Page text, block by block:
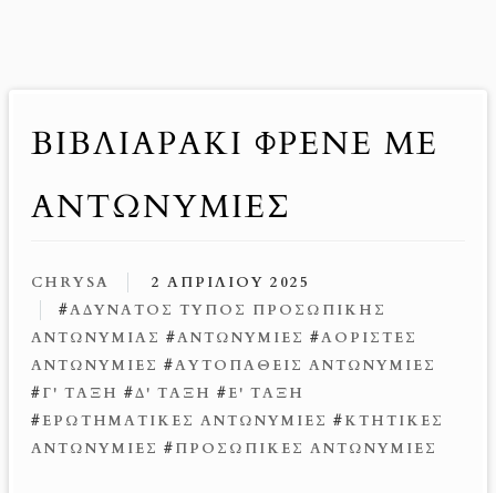
ΒΙΒΛΙΑΡΆΚΙ ΦΡΕΝΈ ΜΕ
ΑΝΤΩΝΥΜΊΕΣ
CHRYSA
2 ΑΠΡΙΛΊΟΥ 2025
#ΑΔΎΝΑΤΟΣ ΤΎΠΟΣ ΠΡΟΣΩΠΙΚΉΣ
ΑΝΤΩΝΥΜΊΑΣ #ΑΝΤΩΝΥΜΊΕΣ #ΑΌΡΙΣΤΕΣ
ΑΝΤΩΝΥΜΊΕΣ #ΑΥΤΟΠΑΘΕΊΣ ΑΝΤΩΝΥΜΊΕΣ
#Γ' ΤΆΞΗ #Δ' ΤΆΞΗ #Ε' ΤΆΞΗ
#ΕΡΩΤΗΜΑΤΙΚΈΣ ΑΝΤΩΝΥΜΊΕΣ #ΚΤΗΤΙΚΈΣ
ΑΝΤΩΝΥΜΊΕΣ #ΠΡΟΣΩΠΙΚΈΣ ΑΝΤΩΝΥΜΊΕΣ